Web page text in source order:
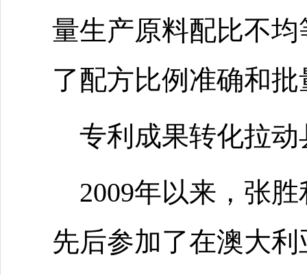
量生产原料配比不
了配方比例准确和
专利成果转化拉动
2009年以来，张胜
先后参加了在澳大